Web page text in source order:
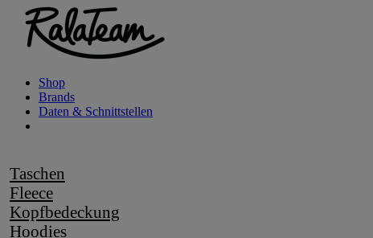
Shop
Brands
Daten & Schnittstellen
Taschen
Fleece
Kopfbedeckung
Hoodies